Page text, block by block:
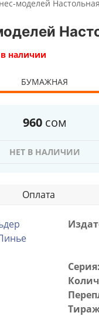
моделей
наличии
БУМАЖНАЯ
960 сом
НЕТ В НАЛИЧИИ
Оплата
Серия: